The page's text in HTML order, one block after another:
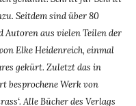
Seitdem sind über 80
Autoren aus vielen Teilen der
Elke Heidenreich, einmal
gekürt. Zuletzt das in
besprochene Werk von
Alle Bücher des Verlags